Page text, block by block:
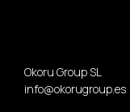
Okoru Group SL
info@okorugroup.es